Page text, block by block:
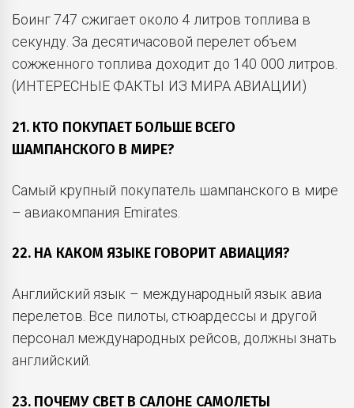
Боинг 747 сжигает около 4 литров топлива в
секунду. За десятичасовой перелет объем
сожженного топлива доходит до 140 000 литров.
(ИНТЕРЕСНЫЕ ФАКТЫ ИЗ МИРА АВИАЦИИ)
21. КТО ПОКУПАЕТ БОЛЬШЕ ВСЕГО
ШАМПАНСКОГО В МИРЕ?
Самый крупный покупатель шампанского в мире
– авиакомпания Emirates.
22. НА КАКОМ ЯЗЫКЕ ГОВОРИТ АВИАЦИЯ?
Английский язык – международный язык авиа
перелетов. Все пилоты, стюардессы и другой
персонал международных рейсов, должны знать
английский.
23. ПОЧЕМУ СВЕТ В САЛОНЕ САМОЛЕТЫ